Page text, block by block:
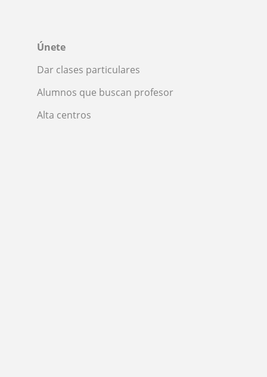
Únete
Dar clases particulares
Alumnos que buscan profesor
Alta centros